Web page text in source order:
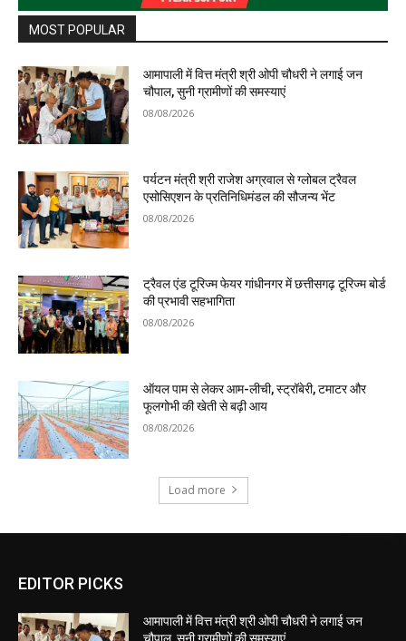
MOST POPULAR
आमापाली में वित्त मंत्री श्री ओपी चौधरी ने लगाई जन
चौपाल, सुनी ग्रामीणों की समस्याएं
08/08/2026
पर्यटन मंत्री श्री राजेश अग्रवाल से ग्लोबल ट्रैवल
एसोसिएशन के प्रतिनिधिमंडल की सौजन्य भेंट
08/08/2026
ट्रैवल एंड टूरिज्म फेयर गांधीनगर में छत्तीसगढ़ टूरिज्म बोर्ड
की प्रभावी सहभागिता
08/08/2026
ऑयल पाम से लेकर आम-लीची, स्ट्रॉबेरी, टमाटर और
फूलगोभी की खेती से बढ़ी आय
08/08/2026
Load more
EDITOR PICKS
आमापाली में वित्त मंत्री श्री ओपी चौधरी ने लगाई जन
चौपाल, सुनी ग्रामीणों की समस्याएं